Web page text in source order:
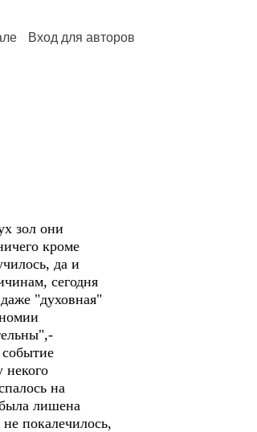
Вход для авторов
зол они
кроме
да и
сегодня
"духовная"
некого
на
лишена
покалечилось,